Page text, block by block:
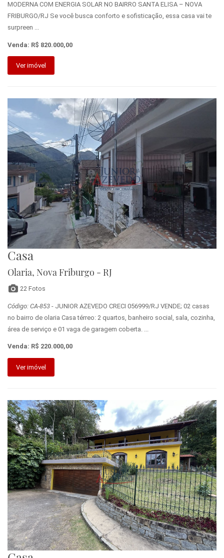
MODERNA COM ENERGIA SOLAR NO BAIRRO SANTA ELISA – NOVA
FRIBURGO/RJ Se você busca conforto e sofisticação, essa casa vai te
surpreen ...
Venda: R$ 820.000,00
Ver imóvel
Casa
Olaria, Nova Friburgo - RJ
22 Fotos
Código: CA-853 - JUNIOR AZEVEDO CRECI 056999/RJ VENDE; 02 casas
no bairro de olaria Casa térreo: 2 quartos, banheiro social, sala, cozinha,
área de serviço e 01 vaga de garagem coberta. ...
Venda: R$ 220.000,00
Ver imóvel